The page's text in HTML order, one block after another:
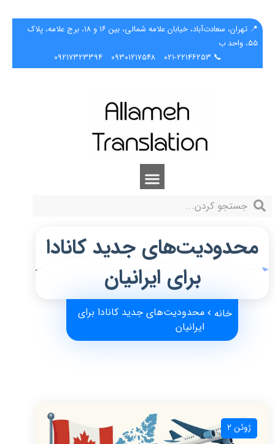
📍 تهران، سعادت‌آباد، خیابان علامه شمالی، بین ۱۶ و ۱۸، برج علامه، پلاک
۵۵، واحد ب
📞 ۰۲۱-۲۲۱۴۶۲۵۳
۰۹۳۰۱۲۱۷۵۴۸ ۰۹۲۱۷۳۲۳۳۹۴
محدودیت‌های جدید کانادا
برای ایرانیان
خانه
محدودیت‌های جدید کانادا برای
ایرانیان
ژوئن 2